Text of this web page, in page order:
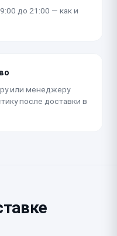
до 21:00 — как и
или менеджеру
после доставки в